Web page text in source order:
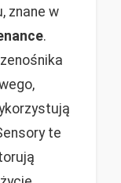
znane w
.
te